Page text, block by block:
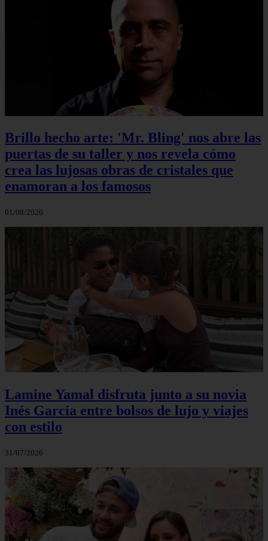
Brillo hecho arte: 'Mr. Bling' nos abre las
puertas de su taller y nos revela cómo
crea las lujosas obras de cristales que
enamoran a los famosos
01/08/2026
Lamine Yamal disfruta junto a su novia
Inés García entre bolsos de lujo y viajes
con estilo
31/07/2026